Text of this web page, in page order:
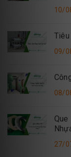
10/
Tiêu
09/
08/
Que
27/